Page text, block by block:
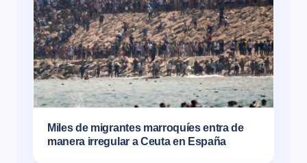
Miles de migrantes marroquíes entra de
manera irregular a Ceuta en España